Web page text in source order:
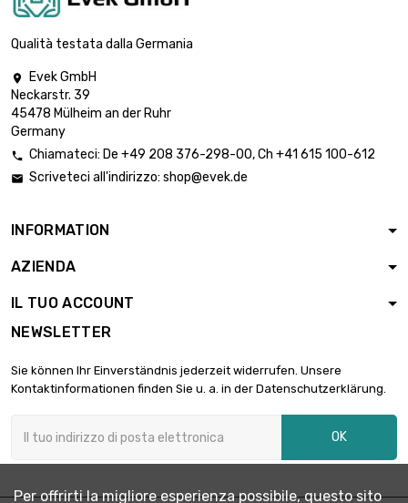
Qualità testata dalla Germania

Evek GmbH
Neckarstr. 39
45478 Mülheim an der Ruhr
Germany
 Chiamateci: De +49 208 376-298-00, Ch +41 615 100-612
 Scriveteci all'indirizzo: shop@evek.de
INFORMATION
AZIENDA
IL TUO ACCOUNT
NEWSLETTER
Sie können Ihr Einverständnis jederzeit widerrufen. Unsere
Kontaktinformationen finden Sie u. a. in der Datenschutzerklärung.
OK
Per offrirti la migliore esperienza possibile, questo sito